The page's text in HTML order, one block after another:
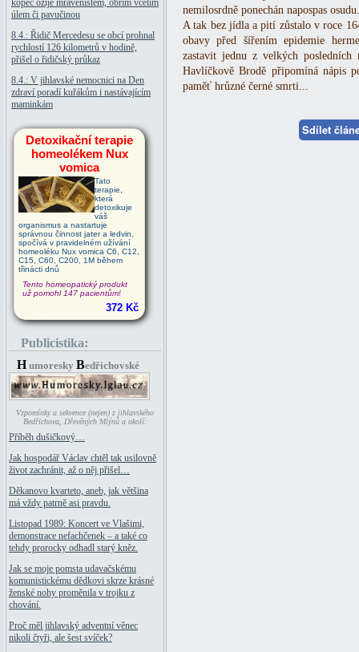
kopec ožije mraveništěm, obřím včelím
úlem či pavučinou
8.4.: Řidič Mercedesu se obcí prohnal
rychlostí 126 kilometrů v hodině,
přišel o řidičský průkaz
8.4.: V jihlavské nemocnici na Den
zdraví poradí kuřákům i nastávajícím
maminkám
Detoxikační terapie
homeolékem Nux
vomica
Tato
terapie,
která
detoxikuje
váš
organismus a nastartuje
správnou činnost jater a ledvin,
spočívá v pravidelném užívání
homeoléku Nux vomica C6, C12,
C15, C60, C200, 1M během
třinácti dnů
Tento homeopatický produkt
už pomohl 147 pacientům!
372 Kč
Publicistika:
H umoresky Bedřichovské
Vzpomínky a sekvence (nejen) z jihlavského
Bedřichova, Dřevěných Mlýnů a okolí:
Příběh dušičkový…
Jak hospodář Václav chtěl tak usilovně
život zachránit, až o něj přišel…
Děkanovo kvarteto, aneb, jak většina
má vždy patrně asi pravdu.
Listopad 1989: Koncert ve Vlašimi,
demonstrace nefachčenek – a také co
tehdy prorocky odhadl starý kněz.
Jak se moje pomsta udavačskému
komunistickému dědkovi skrze krásné
ženské nohy proměnila v trojku z
chování.
Proč měl jihlavský adventní věnec
nikoli čtyři, ale šest svíček?
nemilosrdně ponechán napospas osudu.
A tak bez jídla a pití zůstalo v roce
obavy před šířením epidemie
zastavit jednu z velkých
Havlíčkově Brodě připomíná nápis
paměť hrůzné černé smrti...
Sdílet